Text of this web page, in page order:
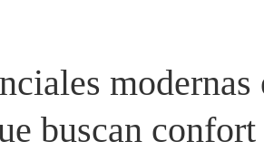
modernas
buscan confort